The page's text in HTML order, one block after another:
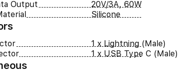
Output
20V/3A, 60W
Silicone
1 x Lightning (Male)
1 x USB Type C (Male)